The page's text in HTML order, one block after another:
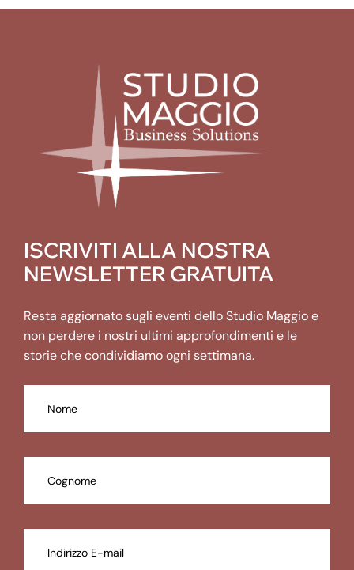
ISCRIVITI ALLA NOSTRA
NEWSLETTER GRATUITA
Resta aggiornato sugli eventi dello Studio Maggio e
non perdere i nostri ultimi approfondimenti e le
storie che condividiamo ogni settimana.